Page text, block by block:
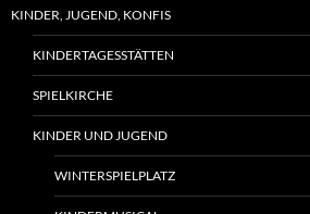
KINDER, JUGEND, KONFIS
KINDERTAGESSTÄTTEN
SPIELKIRCHE
KINDER UND JUGEND
WINTERSPIELPLATZ